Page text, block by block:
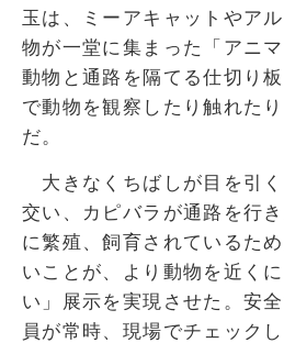
玉は、ミーアキャットやア
物が一堂に集まった「アニ
動物と通路を隔てる仕切り
で動物を観察したり触れた
だ。
大きなくちばしが目を引
交い、カピバラが通路を行
に繁殖、飼育されているた
いことが、より動物を近く
い」展示を実現させた。安
員が常時、現場でチェック